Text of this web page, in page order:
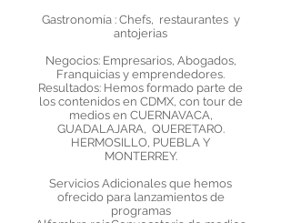
Gastronomía : Chefs, restaurantes y
antojerias
Negocios: Empresarios, Abogados,
Franquicias y emprendedores.
Resultados: Hemos formado parte de
los contenidos en CDMX, con tour de
medios en CUERNAVACA,
GUADALAJARA, QUERETARO.
HERMOSILLO, PUEBLA Y
MONTERREY.
Servicios Adicionales que hemos
ofrecido para lanzamientos de
programas​